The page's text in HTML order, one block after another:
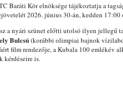
Baráti Kör elnöksége tájékoztatja a
2026. június 30-án, kedden
a nyári szünet előtti utolsó ilyen jellegű
Bulcsú(korábbi olimpiai bajnok
film rendezője, a Kubala 100 emlékév
kérdéseire is.